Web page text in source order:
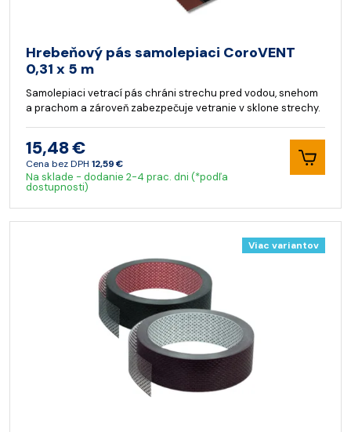
Hrebeňový pás samolepiaci CoroVENT
0,31 x 5 m
Samolepiaci vetrací pás chráni strechu pred vodou, snehom
a prachom a zároveň zabezpečuje vetranie v sklone strechy.
15,48 €
Cena bez DPH 12,59 €
Na sklade - dodanie 2-4 prac. dni (*podľa
dostupnosti)
Viac variantov